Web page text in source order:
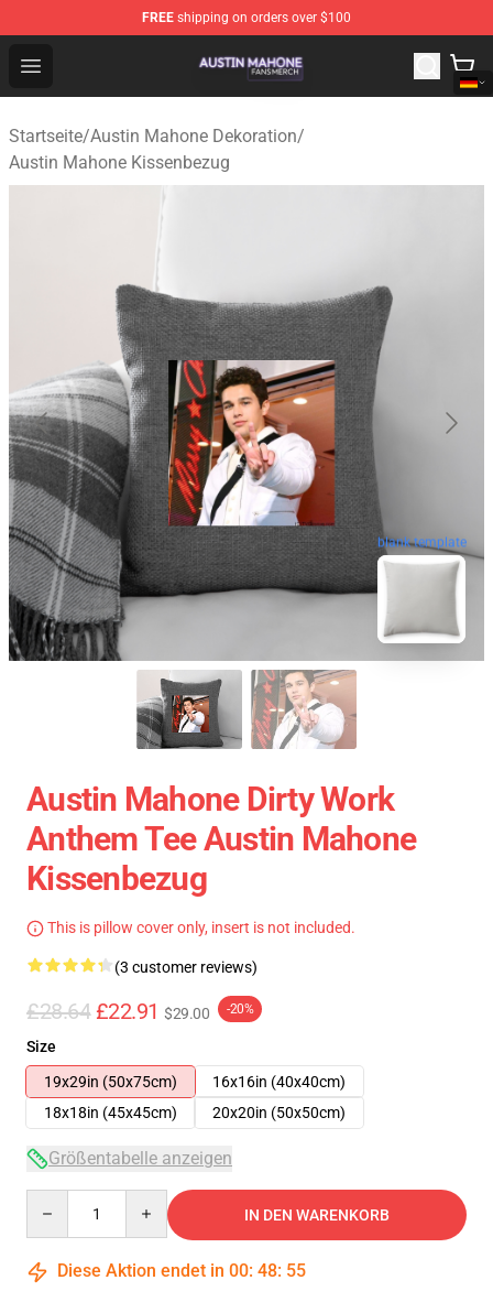
FREE shipping on orders over $100
Open menu
Austin Mahone Shop - Official Austin Mahone
Startseite/Austin Mahone Dekoration/
Austin Mahone Kissenbezug
blank template
Austin Mahone Dirty Work
Anthem Tee Austin Mahone
Kissenbezug
This is pillow cover only, insert is not included.
(3 customer reviews)
£28.64 £22.91 $29.00 -20%
Size
19x29in (50x75cm)
16x16in (40x40cm)
18x18in (45x45cm)
20x20in (50x50cm)
Größentabelle anzeigen
IN DEN WARENKORB
Diese Aktion endet in 00: 48: 54